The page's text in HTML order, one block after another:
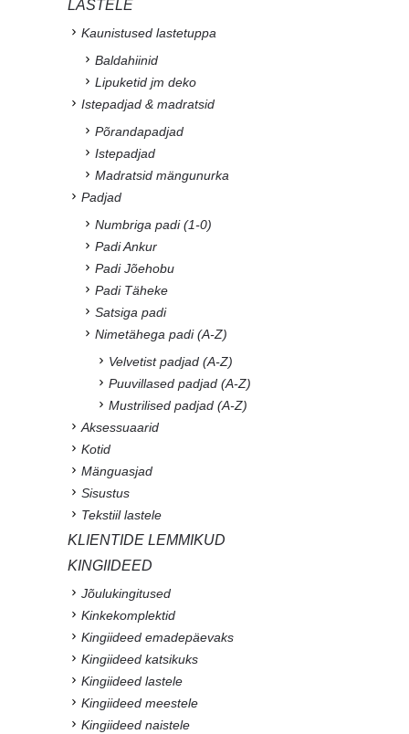
LASTELE
Kaunistused lastetuppa
Baldahiinid
Lipuketid jm deko
Istepadjad & madratsid
Põrandapadjad
Istepadjad
Madratsid mängunurka
Padjad
Numbriga padi (1-0)
Padi Ankur
Padi Jõehobu
Padi Täheke
Satsiga padi
Nimetähega padi (A-Z)
Velvetist padjad (A-Z)
Puuvillased padjad (A-Z)
Mustrilised padjad (A-Z)
Aksessuaarid
Kotid
Mänguasjad
Sisustus
Tekstiil lastele
KLIENTIDE LEMMIKUD
KINGIIDEED
Jõulukingitused
Kinkekomplektid
Kingiideed emadepäevaks
Kingiideed katsikuks
Kingiideed lastele
Kingiideed meestele
Kingiideed naistele